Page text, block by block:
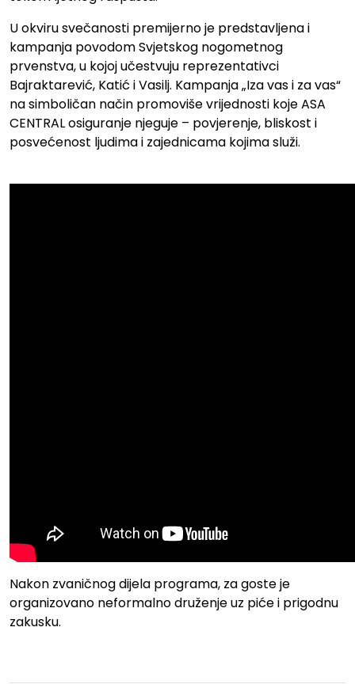
U okviru svečanosti premijerno je predstavljena i
kampanja povodom Svjetskog nogometnog
prvenstva, u kojoj učestvuju reprezentativci
Bajraktarević, Katić i Vasilj. Kampanja „Iza vas i za vas“
na simboličan način promoviše vrijednosti kojeASA
CENTRAL osiguranje njeguje – povjerenje, bliskost i
posvećenost ljudima i zajednicama kojima služi.
Nakon zvaničnog dijela programa, za goste je
organizovano neformalno druženje uz piće i prigodnu
zakusku.